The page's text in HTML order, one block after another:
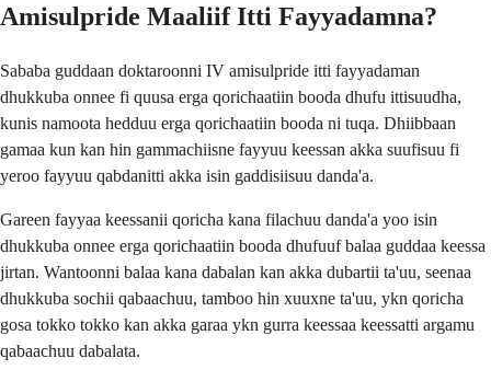
Amisulpride Maaliif Itti Fayyadamna?
Sababa guddaan doktaroonni IV amisulpride itti fayyadaman
dhukkuba onnee fi quusa erga qorichaatiin booda dhufu ittisuudha,
kunis namoota hedduu erga qorichaatiin booda ni tuqa. Dhiibbaan
gamaa kun kan hin gammachiisne fayyuu keessan akka suufisuu fi
yeroo fayyuu qabdanitti akka isin gaddisiisuu danda'a.
Gareen fayyaa keessanii qoricha kana filachuu danda'a yoo isin
dhukkuba onnee erga qorichaatiin booda dhufuuf balaa guddaa keessa
jirtan. Wantoonni balaa kana dabalan kan akka dubartii ta'uu, seenaa
dhukkuba sochii qabaachuu, tamboo hin xuuxne ta'uu, ykn qoricha
gosa tokko tokko kan akka garaa ykn gurra keessaa keessatti argamu
qabaachuu dabalata.